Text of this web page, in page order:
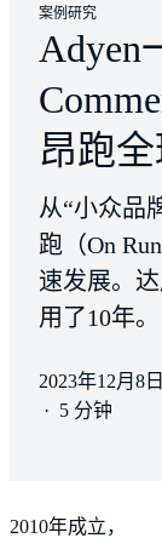
案例研究
Adyen
昂跑
从“小众品
跑（On
速发展。
用了10年。
2023年12月8日
· 5 分钟
2010年成立，